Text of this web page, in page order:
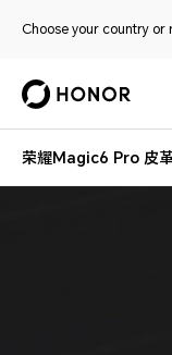
Choose your country or
荣耀Magic6 Pro 皮